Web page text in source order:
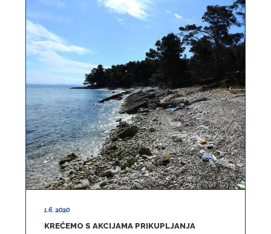
1.6. 2020
KREĆEMO S AKCIJAMA PRIKUPLJANJA